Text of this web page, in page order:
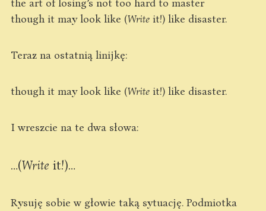
though it may look like (Write it!) like disaster.
Teraz na ostatnią linijkę:
though it may look like (Write it!) like disaster.
I wreszcie na te dwa słowa:
…(Write it!)…
Rysuję sobie w głowie taką sytuację. Podmiotka